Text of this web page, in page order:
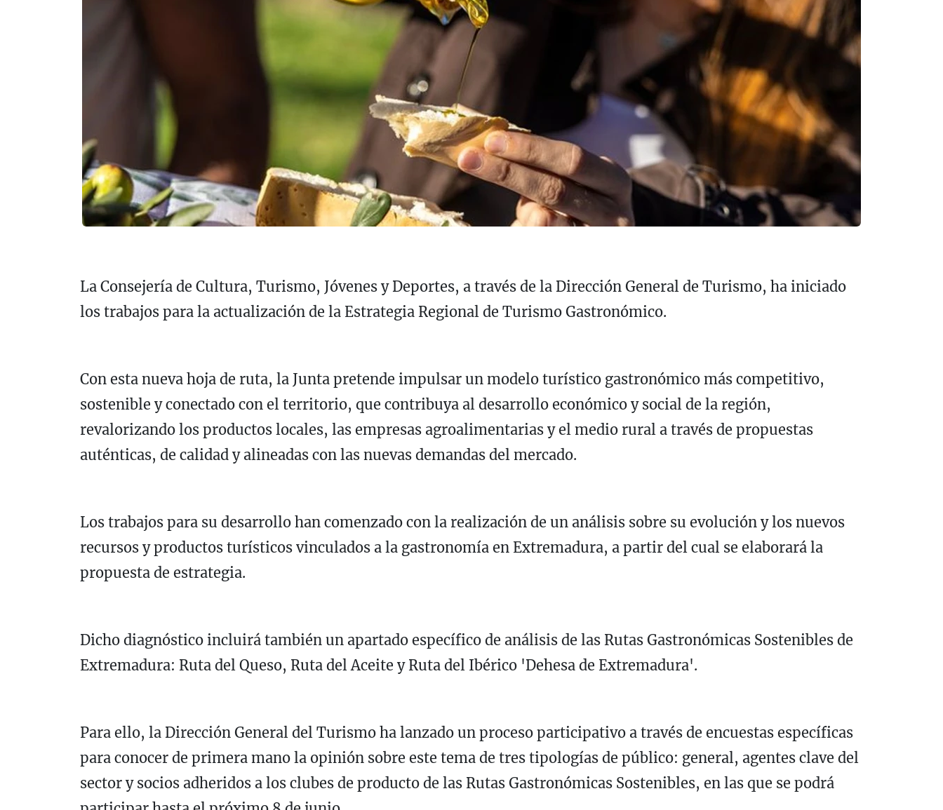
La Consejería de Cultura, Turismo, Jóvenes y Deportes, a través de la Dirección General de Turismo, ha iniciado
los trabajos para la actualización de la Estrategia Regional de Turismo Gastronómico.
Con esta nueva hoja de ruta, la Junta pretende impulsar un modelo turístico gastronómico más competitivo,
sostenible y conectado con el territorio, que contribuya al desarrollo económico y social de la región,
revalorizando los productos locales, las empresas agroalimentarias y el medio rural a través de propuestas
auténticas, de calidad y alineadas con las nuevas demandas del mercado.
Los trabajos para su desarrollo han comenzado con la realización de un análisis sobre su evolución y los nuevos
recursos y productos turísticos vinculados a la gastronomía en Extremadura, a partir del cual se elaborará la
propuesta de estrategia.
Dicho diagnóstico incluirá también un apartado específico de análisis de las Rutas Gastronómicas Sostenibles de
Extremadura: Ruta del Queso, Ruta del Aceite y Ruta del Ibérico 'Dehesa de Extremadura'.
Para ello, la Dirección General del Turismo ha lanzado un proceso participativo a través de encuestas específicas
para conocer de primera mano la opinión sobre este tema de tres tipologías de público: general, agentes clave del
sector y socios adheridos a los clubes de producto de las Rutas Gastronómicas Sostenibles, en las que se podrá